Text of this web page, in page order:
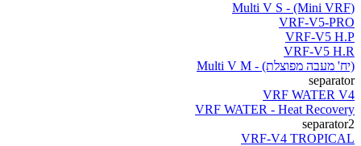
(Multi V S - (Mini VRF
VRF-V5-PRO
VRF-V5 H.P
VRF-V5 H.R
(יח' מעבה מפוצלת) - Multi V M
separator
VRF WATER V4
VRF WATER - Heat Recovery
separator2
VRF-V4 TROPICAL